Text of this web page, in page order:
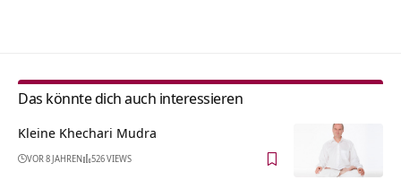
Das könnte dich auch interessieren
Kleine Khechari Mudra
VOR 8 JAHREN 526 VIEWS